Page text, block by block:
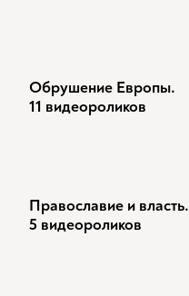
Обрушение Европы.
11 видеороликов
Православие и
5 видеороликов